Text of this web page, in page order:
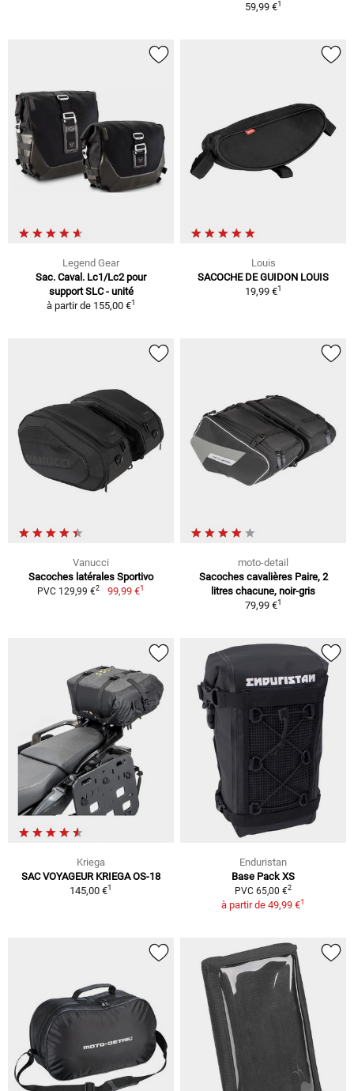
59,99 €1
Legend Gear
Sac. Caval. Lc1/Lc2 pour
support SLC - unité
à partir de 155,00 €1
Louis
SACOCHE DE GUIDON LOUIS
19,99 €1
Vanucci
Sacoches latérales Sportivo
PVC 129,99 €2 99,99 €1
moto-detail
Sacoches cavalières Paire, 2
litres chacune, noir-gris
79,99 €1
Kriega
SAC VOYAGEUR KRIEGA OS-18
145,00 €1
Enduristan
Base Pack XS
PVC 65,00 €2
à partir de 49,99 €1